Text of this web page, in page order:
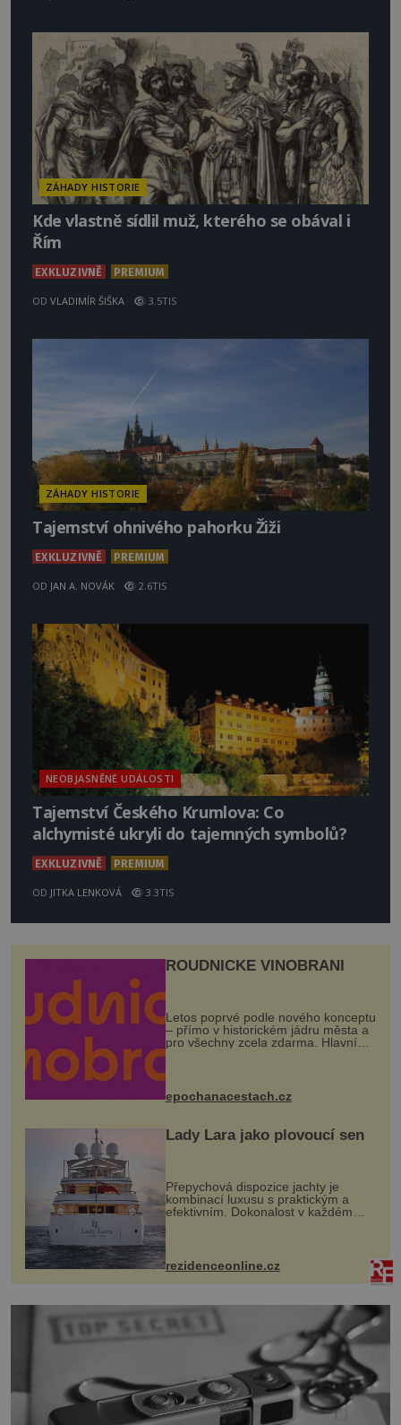
ZÁHADY HISTORIE
Kde vlastně sídlil muž, kterého se obával i
Řím
EXKLUZIVNĚ PREMIUM
OD VLADIMÍR ŠIŠKA 3.5TIS
ZÁHADY HISTORIE
Tajemství ohnivého pahorku Žiži
EXKLUZIVNĚ PREMIUM
OD JAN A. NOVÁK 2.6TIS
NEOBJASNĚNÉ UDÁLOSTI
Tajemství Českého Krumlova: Co
alchymisté ukryli do tajemných symbolů?
EXKLUZIVNĚ PREMIUM
OD JITKA LENKOVÁ 3.3TIS
ROUDNICKÉ VINOBRANÍ
Letos poprvé podle nového konceptu
– přímo v historickém jádru města a
pro všechny zcela zdarma. Hlavní
program se odehraje na Karlově a
mohou těšit na víno, burčák, pes...
epochanacestach.cz
Lady Lara jako plovoucí sen
Přepychová dispozice jachty je
kombinací luxusu s praktickým a
efektivním. Dokonalost v každém
detailu představuje značka Fendi
Casa, kterou byly vybaveny její
paluby. Monacký přístav nabízí
každoročn...
rezidenceonline.cz